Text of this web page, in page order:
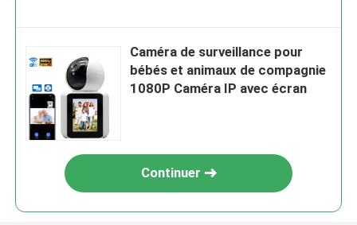
Caméra de surveillance pour
bébés et animaux de compagnie
1080P Caméra IP avec écran
Continuer